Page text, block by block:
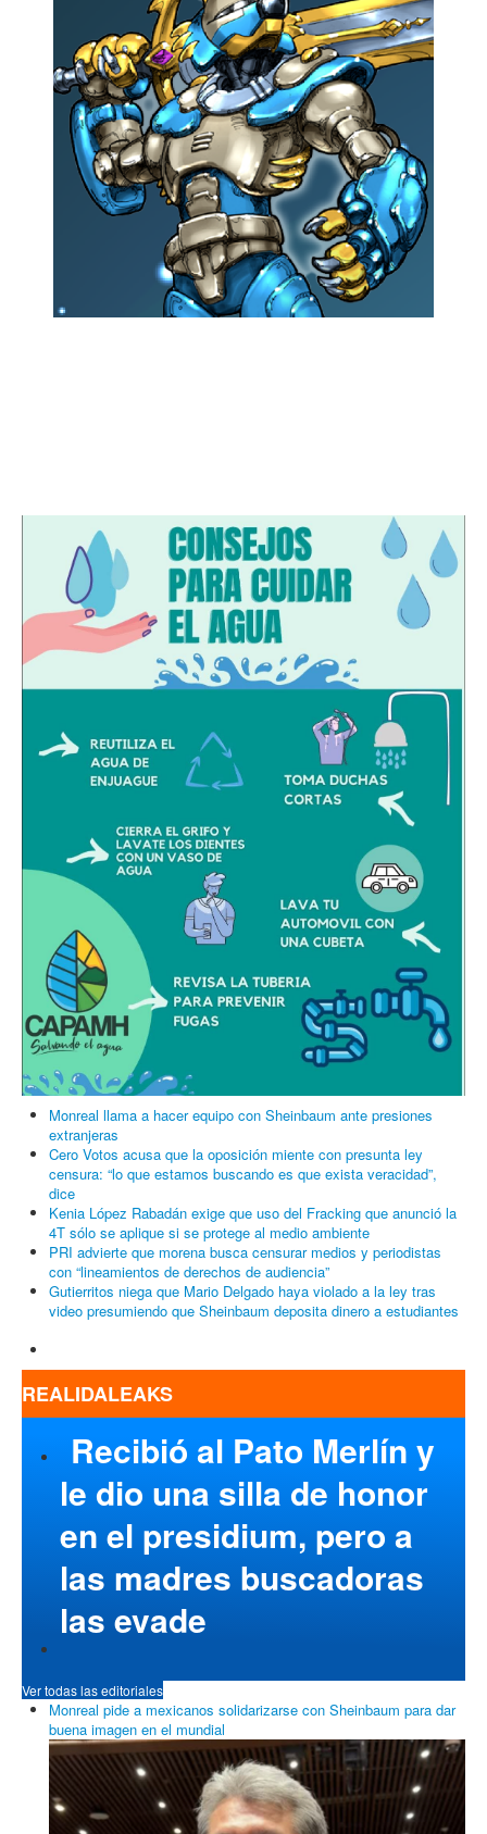
Monreal llama a hacer equipo con Sheinbaum ante presiones
extranjeras
Cero Votos acusa que la oposición miente con presunta ley
censura: “lo que estamos buscando es que exista veracidad”,
dice
Kenia López Rabadán exige que uso del Fracking que anunció la
4T sólo se aplique si se protege al medio ambiente
PRI advierte que morena busca censurar medios y periodistas
con “lineamientos de derechos de audiencia”
Gutierritos niega que Mario Delgado haya violado a la ley tras
video presumiendo que Sheinbaum deposita dinero a estudiantes
REALIDALEAKS
Recibió al Pato Merlín y
le dio una silla de honor
en el presidium, pero a
las madres buscadoras
las evade
Ver todas las editoriales
Monreal pide a mexicanos solidarizarse con Sheinbaum para dar
buena imagen en el mundial